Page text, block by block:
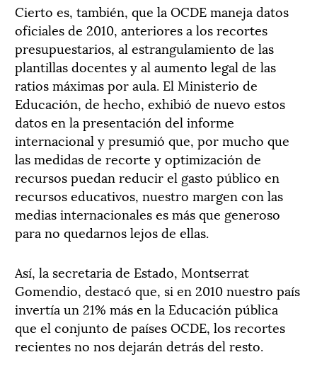
Cierto es, también, que la OCDE maneja datos
oficiales de 2010, anteriores a los recortes
presupuestarios, al estrangulamiento de las
plantillas docentes y al aumento legal de las
ratios máximas por aula. El Ministerio de
Educación, de hecho, exhibió de nuevo estos
datos en la presentación del informe
internacional y presumió que, por mucho que
las medidas de recorte y optimización de
recursos puedan reducir el gasto público en
recursos educativos, nuestro margen con las
medias internacionales es más que generoso
para no quedarnos lejos de ellas.
Así, la secretaria de Estado, Montserrat
Gomendio, destacó que, si en 2010 nuestro país
invertía un 21% más en la Educación pública
que el conjunto de países OCDE, los recortes
recientes no nos dejarán detrás del resto.